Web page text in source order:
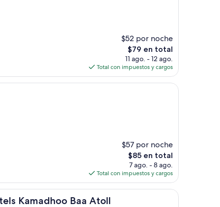
$52 por noche
El
precio
actual
es
de
$79 en total
11 ago. - 12 ago.
Total con impuestos y cargos
$57 por noche
El
precio
actual
es
de
$85 en total
7 ago. - 8 ago.
Total con impuestos y cargos
Kamadhoo Baa Atoll
Baa Atoll